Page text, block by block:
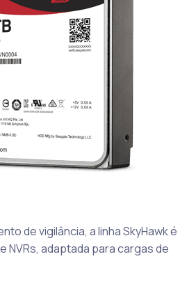
de vigilância, a linha SkyHawk é
NVRs, adaptada para cargas de